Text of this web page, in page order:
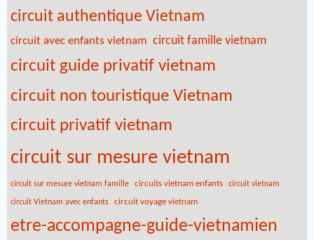
circuit authentique Vietnam
circuit avec enfants vietnam circuit famille vietnam
circuit guide privatif vietnam
circuit non touristique Vietnam
circuit privatif vietnam
circuit sur mesure vietnam
circuit sur mesure vietnam famille circuits vietnam enfants circuit vietnam
circuit Vietnam avec enfants circuit voyage vietnam
etre-accompagne-guide-vietnamien